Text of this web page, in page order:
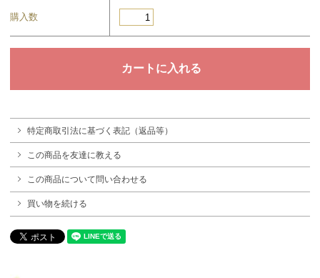
購入数
特定商取引法に基づく表記（返品等）
この商品を友達に教える
この商品について問い合わせる
買い物を続ける